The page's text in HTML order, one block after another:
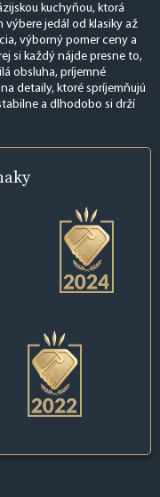
kuchyňou, ktorá
jedál od klasiky až
výborný pomer ceny a
si každý nájde presne to,
obsluha, príjemné
detaily, ktoré spríjemňujú
a dlhodobo si drží